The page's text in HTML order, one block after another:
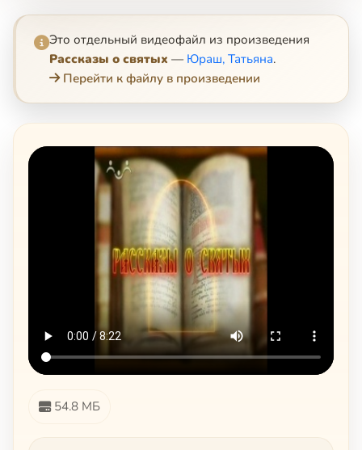
Это отдельный видеофайл из произведения
Рассказы о святых — Юраш, Татьяна.
Перейти к файлу в произведении
54.8 МБ